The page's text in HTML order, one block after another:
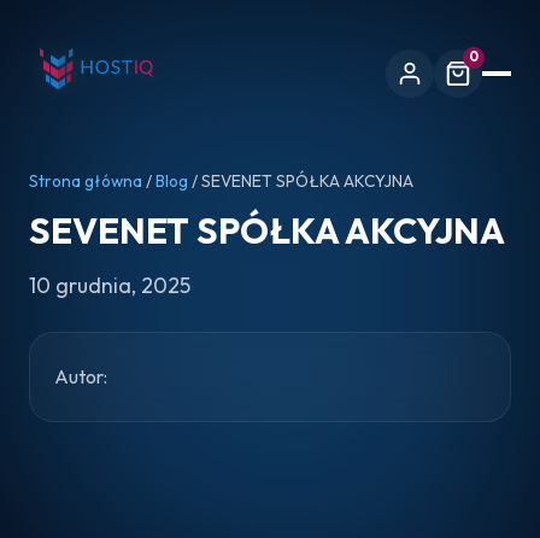
0
Strona główna /Blog / SEVENET SPÓŁKA AKCYJNA
SEVENET SPÓŁKA AKCYJNA
10 grudnia, 2025
Autor: